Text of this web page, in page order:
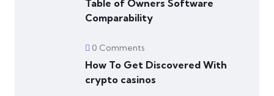
Table of Owners Software
Comparability
0 Comments
How To Get Discovered With
crypto casinos